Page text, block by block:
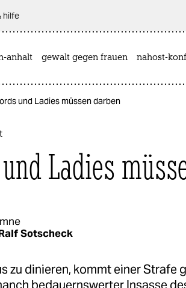
hilfe
anhalt gewalt gegen frauen nahost-
und Ladies müssen darben
Ladies
Sotscheck
zu dinieren, kommt einer Strafe